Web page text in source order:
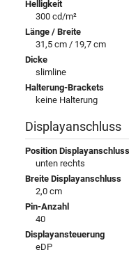
Helligkeit
300 cd/m²
Länge / Breite
31,5 cm / 19,7 cm
Dicke
slimline
Halterung-Brackets
keine Halterung
Displayanschluss
Position Displayanschluss
unten rechts
Breite Displayanschluss
2,0 cm
Pin-Anzahl
40
Displayansteuerung
eDP